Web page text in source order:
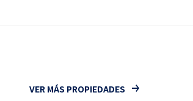
VER MÁS PROPIEDADES